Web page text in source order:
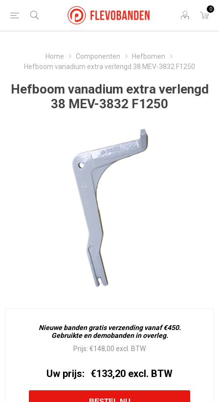
0
Home Componenten
Hefbomen
Hefboom vanadium extra verlengd 38 MEV-3832 F1250
Hefboom vanadium extra verlengd
38 MEV-3832 F1250
Nieuwe banden gratis verzending vanaf €450.
Gebruikte en demobanden in overleg.
Prijs: €148,00 excl. BTW
Uw prijs: €133,20 excl. BTW